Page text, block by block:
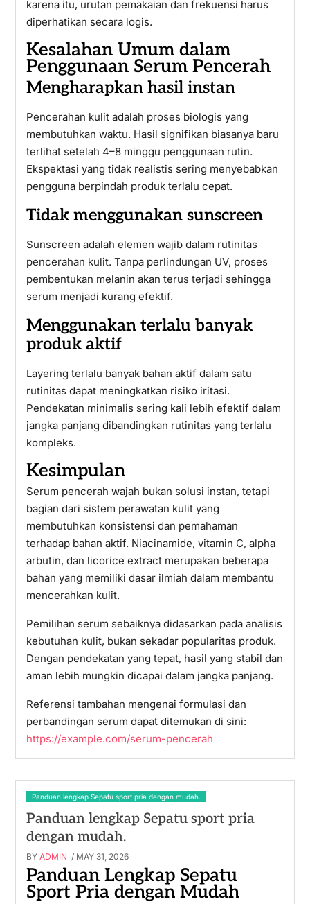
karena itu, urutan pemakaian dan frekuensi harus
diperhatikan secara logis.
Kesalahan Umum dalam
Penggunaan Serum Pencerah
Mengharapkan hasil instan
Pencerahan kulit adalah proses biologis yang
membutuhkan waktu. Hasil signifikan biasanya baru
terlihat setelah 4–8 minggu penggunaan rutin.
Ekspektasi yang tidak realistis sering menyebabkan
pengguna berpindah produk terlalu cepat.
Tidak menggunakan sunscreen
Sunscreen adalah elemen wajib dalam rutinitas
pencerahan kulit. Tanpa perlindungan UV, proses
pembentukan melanin akan terus terjadi sehingga
serum menjadi kurang efektif.
Menggunakan terlalu banyak
produk aktif
Layering terlalu banyak bahan aktif dalam satu
rutinitas dapat meningkatkan risiko iritasi.
Pendekatan minimalis sering kali lebih efektif dalam
jangka panjang dibandingkan rutinitas yang terlalu
kompleks.
Kesimpulan
Serum pencerah wajah bukan solusi instan, tetapi
bagian dari sistem perawatan kulit yang
membutuhkan konsistensi dan pemahaman
terhadap bahan aktif. Niacinamide, vitamin C, alpha
arbutin, dan licorice extract merupakan beberapa
bahan yang memiliki dasar ilmiah dalam membantu
mencerahkan kulit.
Pemilihan serum sebaiknya didasarkan pada analisis
kebutuhan kulit, bukan sekadar popularitas produk.
Dengan pendekatan yang tepat, hasil yang stabil dan
aman lebih mungkin dicapai dalam jangka panjang.
Referensi tambahan mengenai formulasi dan
perbandingan serum dapat ditemukan di sini:
https://example.com/serum-pencerah
Panduan lengkap Sepatu sport pria dengan mudah.
Panduan lengkap Sepatu sport pria
dengan mudah.
BY ADMIN / MAY 31, 2026
Panduan Lengkap Sepatu
Sport Pria dengan Mudah